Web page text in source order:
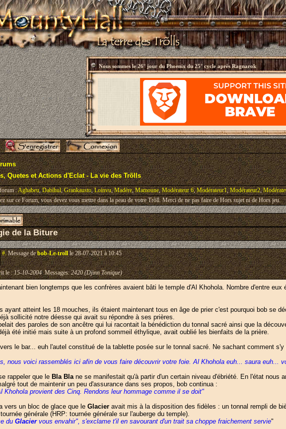
Nous sommes le26° jour du Phoenix du 25° cycle après Ragnarok
Quetes et Actions d'Eclat - La vie des Trõlls
:Aghabeu,Dabihul,Grankausto,Loinvu,Madère,Mamoune,Modérateur 6,Modérateur1,Modérateur2,
sur ce Forum, vous devez vous mettre dans la peau de votre Trõll. Merci de ne pas faire de Hors sujet ni de Hors jeu.
de la Biture
#.Message debob-Le-trollle 28-07-2021 à 10:45
le :15-10-2004Messages:2420 (Djinn Tonique)
bien longtemps que les confrères avaient bâti le temple d'Al Khohola. Nombre d'entre
ayant atteint les 18 mouches, ils étaient maintenant tous en âge de prier c'est pourquoi bob se
sollicité notre déesse qui avait su répondre à ses prières.
des paroles de son ancêtre qui lui racontait la bénédiction du tonnal sacré ainsi que la
été initié mais suite à un profond sommeil éthylique, avait oublié les bienfaits de la prière.
le bar... euh l'autel constitué de la tablette posée sur le tonnal sacré. Ne sachant comment
nous voici rassemblés ici afin de vous faire découvrir votre foie. Al Khohola euh... saura euh...
rappeler que le Bla Blane se manifestait qu'à partir d'un certain niveau d'ébriété. En l'état nous
tout de maintenir un peu d'assurance dans ses propos, bob continua :
Khohola provient des Cinq. Rendons leur hommage comme il se doit"
vers un bloc de glace que le Glacier avait mis à la disposition des fidèles : un tonnal rempli de
générale (HRP: tournée générale sur l'auberge du temple).
du Glaciervous envahir", s'exclame t'il en savourant d'un trait sa choppe fraichement servie"